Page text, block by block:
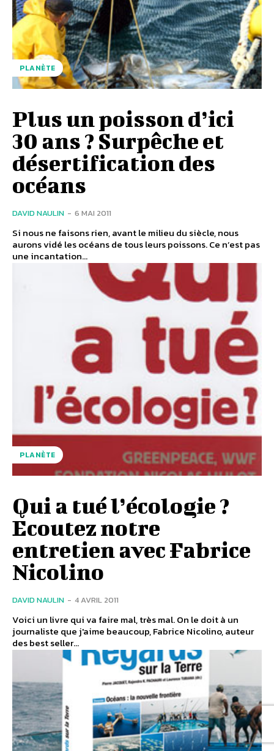
PLANÈTE
Plus un poisson d’ici
30 ans ? Surpêche et
désertification des
océans
DAVID NAULIN - 6 MAI 2011
Si nous ne faisons rien, avant le milieu du siècle, nous
aurons vidé les océans de tous leurs poissons. Ce n’est pas
une incantation...
PLANÈTE
Qui a tué l’écologie ?
Ecoutez notre
entretien avec Fabrice
Nicolino
DAVID NAULIN - 4 AVRIL 2011
Voici un livre qui va faire mal, très mal. On le doit à un
journaliste que j'aime beaucoup, Fabrice Nicolino, auteur
des best seller...